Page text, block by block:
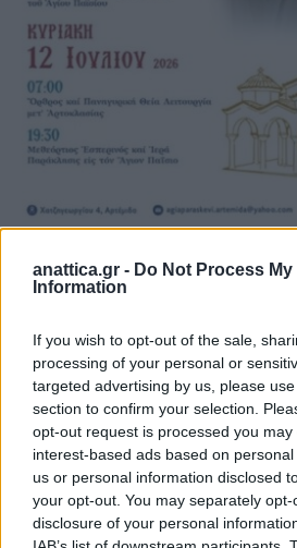
anattica.gr - Do Not Process My
Information
If you wish to opt-out of the sale,
processing of your personal or
targeted advertising by us, please
section to confirm your selection.
opt-out request is processed you may
interest-based ads based on
us or personal information disclosed
your opt-out. You may separately
disclosure of your personal
Τηνπαραμονή της εορτής,
μετ’ Αρτοκλασίας
. Στην
και θα ομιλήσει ο Ιεροκήρυκας
Μητροπόλεως, Αρχιμανδρίτης
Κουτσόπουλος.
Μετά το πέρας του Εσπερινού
λιτάνευση της Ιεράς Εικόνας